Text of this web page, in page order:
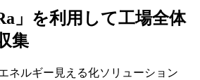
」を利用して工場全体
集
ネルギー見える化ソリューション